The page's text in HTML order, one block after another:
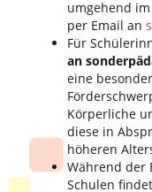
umgehend
per Email an
Für
an
eine
Körperliche
diese in
höheren
Während der
Schulen findet